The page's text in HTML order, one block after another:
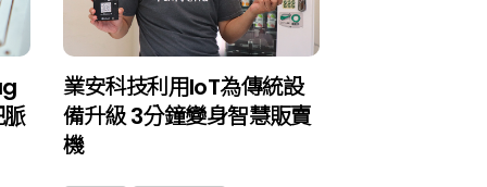
業安科技利用IoT為傳統設
備升級 3分鐘變身智慧販賣
機